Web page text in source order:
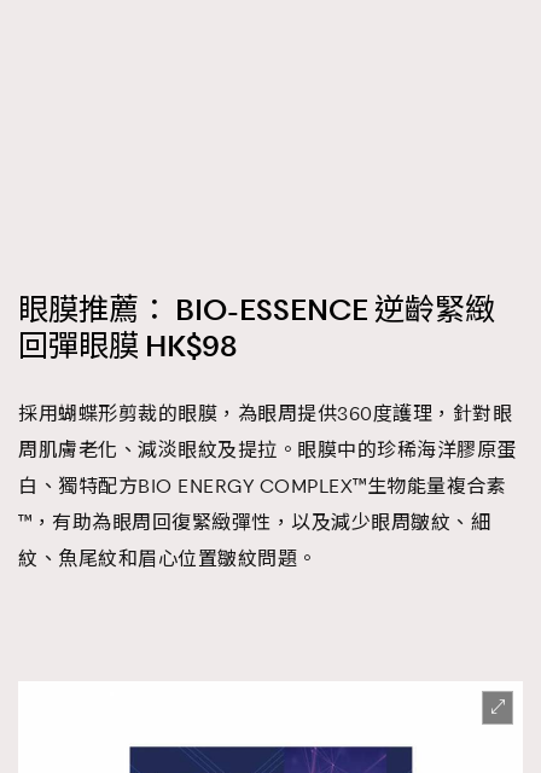
眼膜推薦： BIO-ESSENCE 逆齡緊緻
回彈眼膜 HK$98
採用蝴蝶形剪裁的眼膜，為眼周提供360度護理，針對眼
周肌膚老化、減淡眼紋及提拉。眼膜中的珍稀海洋膠原蛋
白、獨特配方BIO ENERGY COMPLEX™生物能量複合素
™，有助為眼周回復緊緻彈性，以及減少眼周皺紋、細
紋、魚尾紋和眉心位置皺紋問題。